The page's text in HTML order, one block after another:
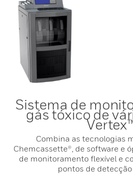
Sistema de
gás tóxico de
Combina as tecnologias
Chemcassette®, de software e
de monitoramento flexível e
pontos de detecção